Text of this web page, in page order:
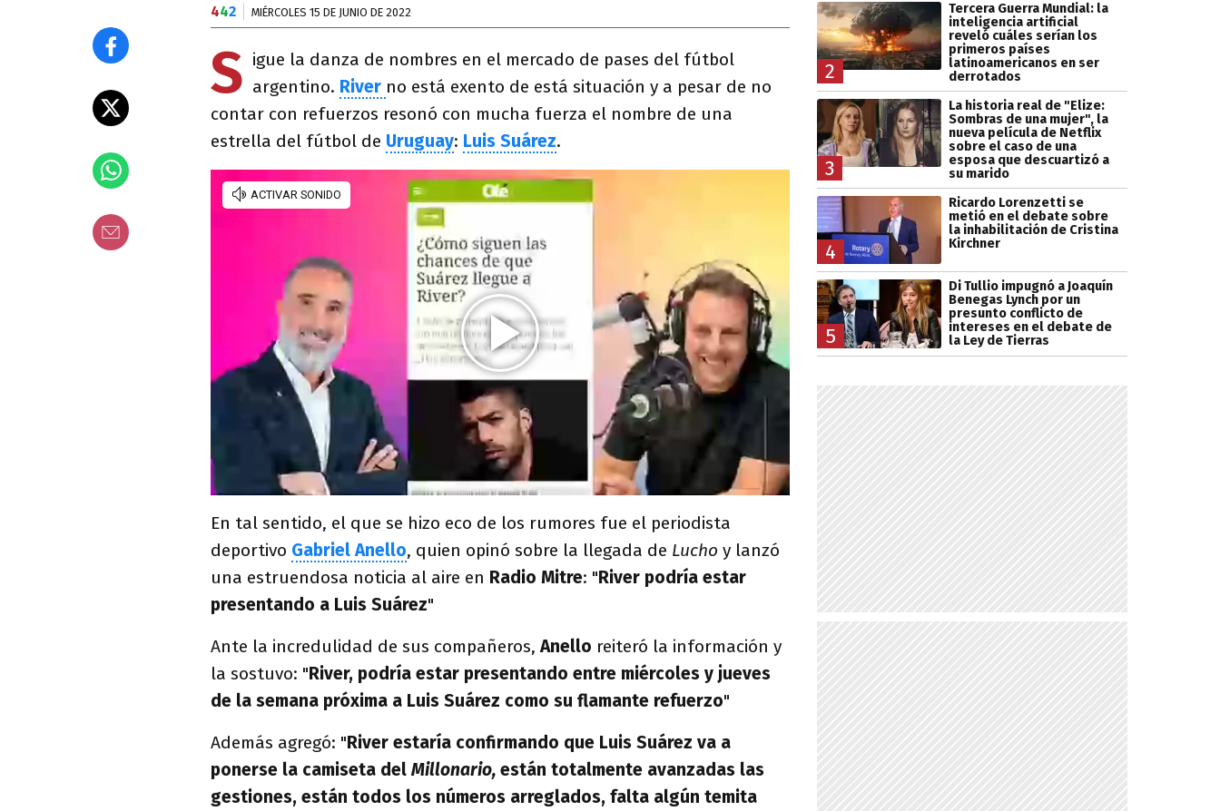
442 MIÉRCOLES 15 DE JUNIO DE 2022
S igue la danza de nombres en el mercado de pases del fútbol
argentino. River no está exento de está situación y a pesar de no
contar con refuerzos resonó con mucha fuerza el nombre de una
estrella del fútbol de Uruguay: Luis Suárez.
En tal sentido, el que se hizo eco de los rumores fue el periodista
deportivo Gabriel Anello, quien opinó sobre la llegada de Lucho y lanzó
una estruendosa noticia al aire en Radio Mitre: "River podría estar
presentando a Luis Suárez"
Ante la incredulidad de sus compañeros,Anello reiteró la información y
la sostuvo: "River, podría estar presentando entre miércoles y jueves
de la semana próxima a Luis Suárez como su flamante refuerzo"
Además agregó: "River estaría confirmando que Luis Suárez va a
ponerse la camiseta del Millonario, están totalmente avanzadas las
gestiones, están todos los números arreglados, falta algún temita
2
Tercera Guerra Mundial: la
inteligencia artificial
reveló cuáles serían los
primeros países
latinoamericanos en ser
derrotados
3
La historia real de "Elize:
Sombras de una mujer", la
nueva película de Netflix
sobre el caso de una
esposa que descuartizó a
su marido
4
Ricardo Lorenzetti se
metió en el debate sobre
la inhabilitación de Cristina
Kirchner
5
Di Tullio impugnó a Joaquín
Benegas Lynch por un
presunto conflicto de
intereses en el debate de
la Ley de Tierras